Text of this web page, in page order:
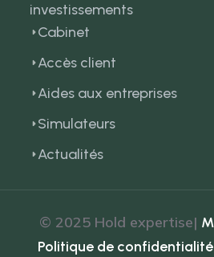
investissements
Cabinet
Accès client
Aides aux entreprises
Simulateurs
Actualités
© 2025 Hold expertise|
Politique de confidentialité